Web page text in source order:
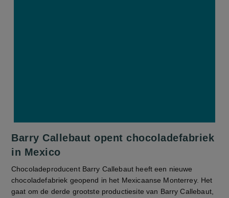
Barry Callebaut opent chocoladefabriek
in Mexico
Chocoladeproducent Barry Callebaut heeft een nieuwe
chocoladefabriek geopend in het Mexicaanse Monterrey. Het
gaat om de derde grootste productiesite van Barry Callebaut,